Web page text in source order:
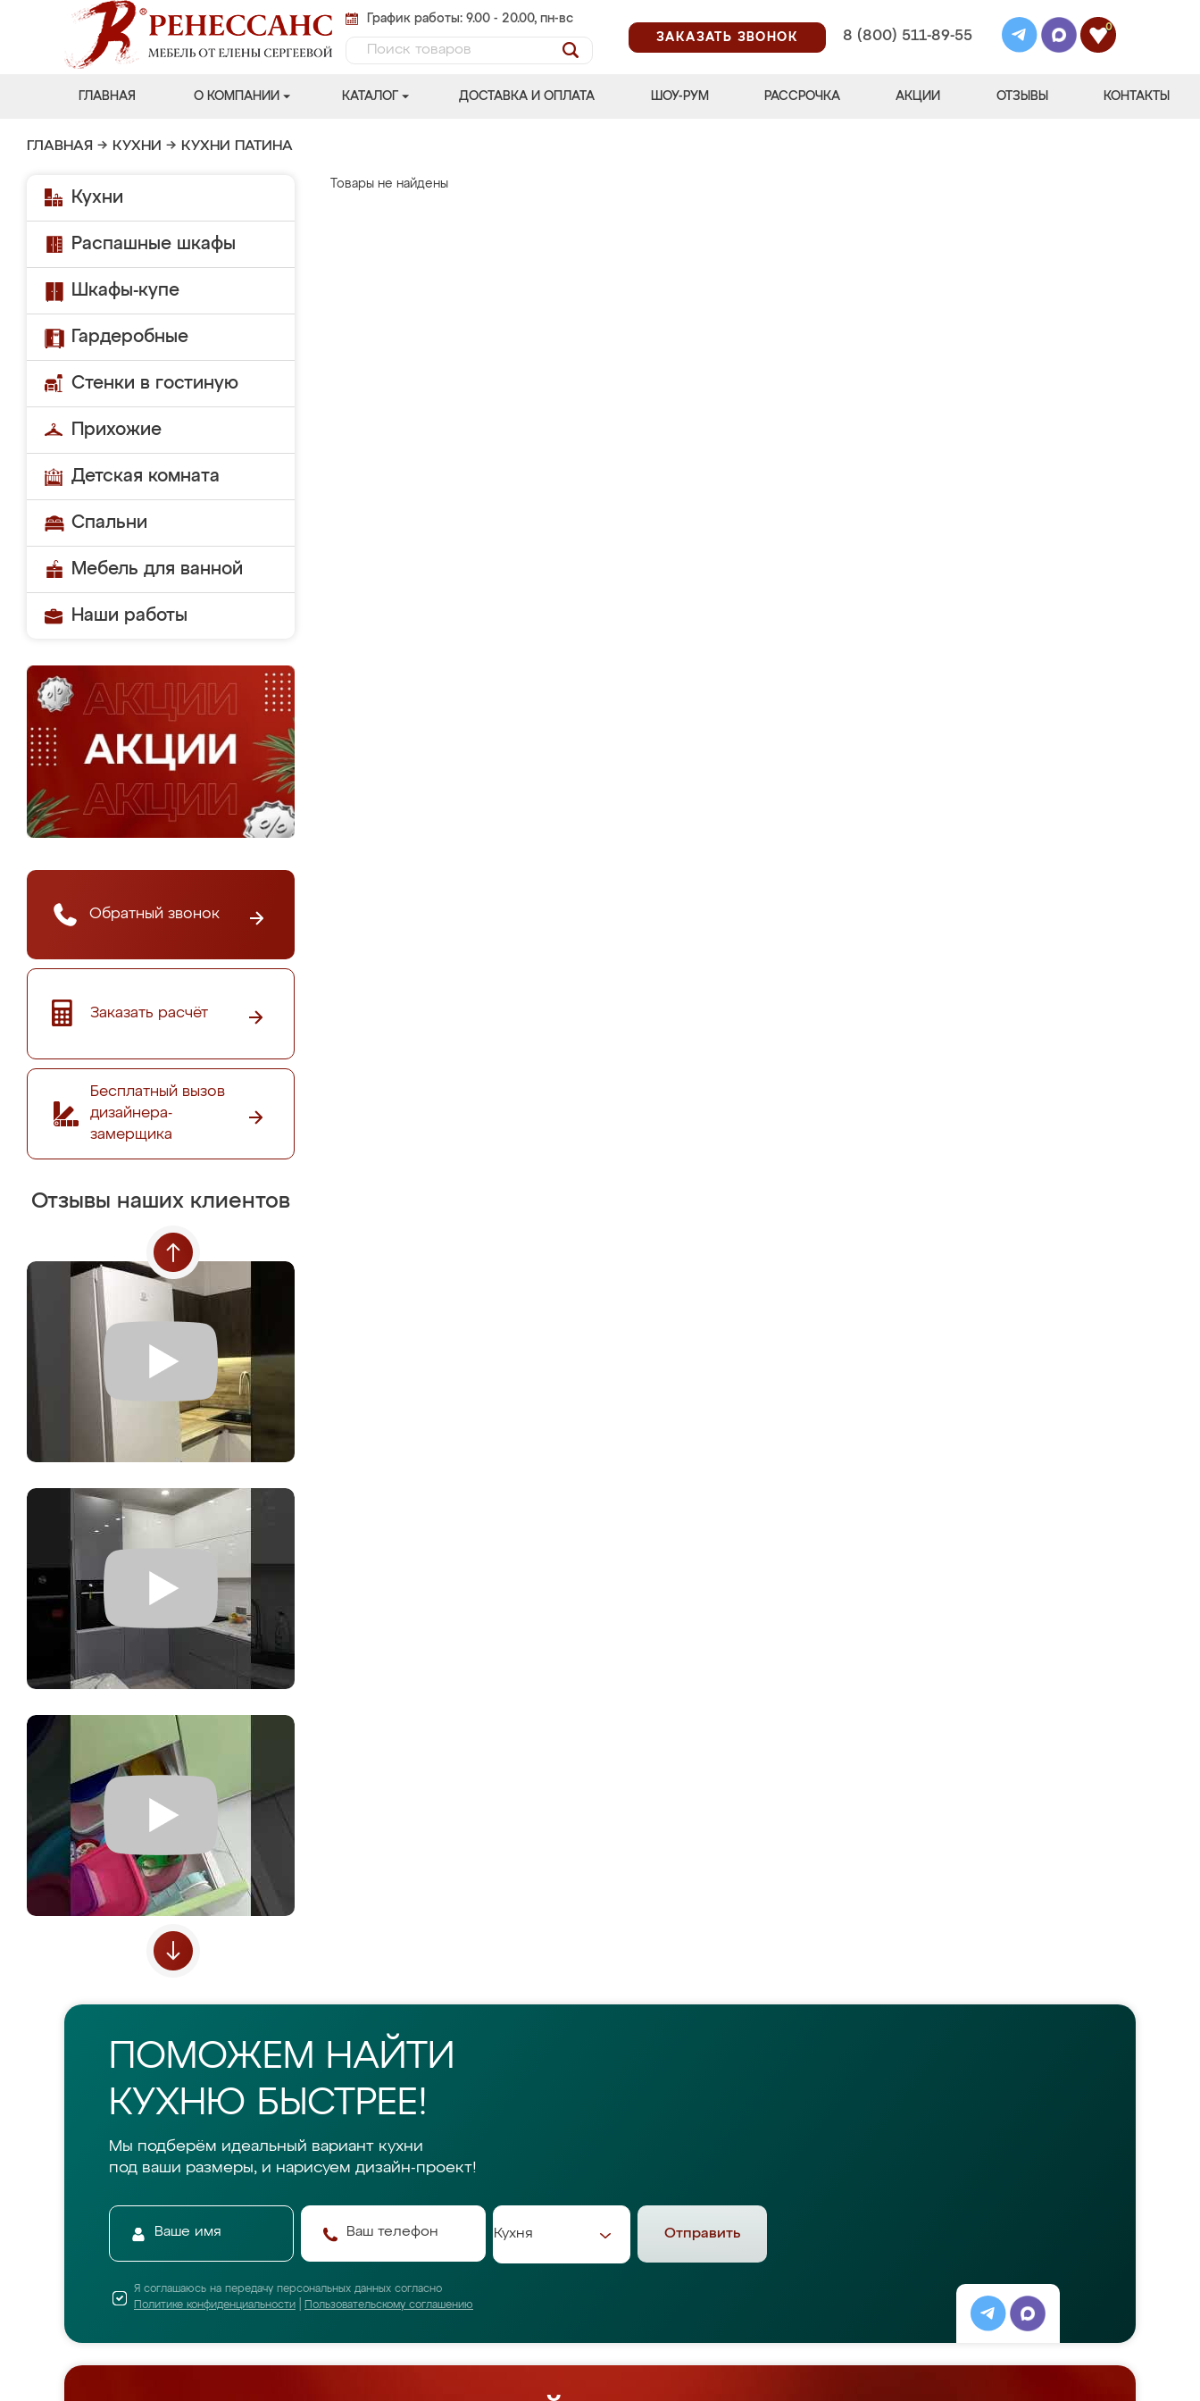
График работы: 9.00 - 20.00, пн-вс
ЗАКАЗАТЬ ЗВОНОК
8 (800) 511-89-55
0
ГЛАВНАЯ О КОМПАНИИ КАТАЛОГ ДОСТАВКА И ОПЛАТА ШОУ-РУМ РАССРОЧКА АКЦИИ ОТЗЫВЫ КОНТАКТЫ
ГЛАВНАЯ → КУХНИ → КУХНИ ПАТИНА
Кухни
Распашные шкафы
Шкафы-купе
Гардеробные
Стенки в гостиную
Прихожие
Детская комната
Спальни
Мебель для ванной
Наши работы
Обратный звонок
Заказать расчёт
Бесплатный вызов
дизайнера-
замерщика
Отзывы наших клиентов
Товары не найдены
ПОМОЖЕМ НАЙТИ
КУХНЮ БЫСТРЕЕ!
Мы подберём идеальный вариант кухни
под ваши размеры, и нарисуем дизайн-проект!
Отправить
Я соглашаюсь на передачу персональных данных согласно
Политике конфиденциальности
Пользовательскому соглашению